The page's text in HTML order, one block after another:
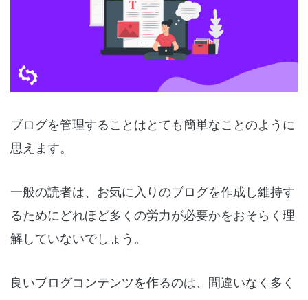
ブログを管理することはとても簡単なことのように
思えます。
一般の読者は、お気に入りのブログを作成し維持す
るためにどれほど多くの労力が必要かをおそらく理
解していないでしょう。
良いブログコンテンツを作るのは、間違いなく多く